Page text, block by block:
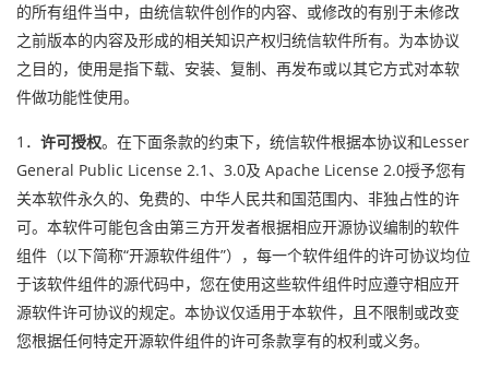
的所有组件当中，由统信软件创作的内容、或修改的有别于未修改
之前版本的内容及形成的相关知识产权归统信软件所有。为本协议
之目的，使用是指下载、安装、复制、再发布或以其它方式对本软
件做功能性使用。
1． 许可授权。在下面条款的约束下，统信软件根据本协议和Lesser
General Public License 2.1、3.0及 Apache License 2.0授予您有
关本软件永久的、免费的、中华人民共和国范围内、非独占性的许
可。本软件可能包含由第三方开发者根据相应开源协议编制的软件
组件（以下简称“开源软件组件”），每一个软件组件的许可协议均位
于该软件组件的源代码中，您在使用这些软件组件时应遵守相应开
源软件许可协议的规定。本协议仅适用于本软件，且不限制或改变
您根据任何特定开源软件组件的许可条款享有的权利或义务。